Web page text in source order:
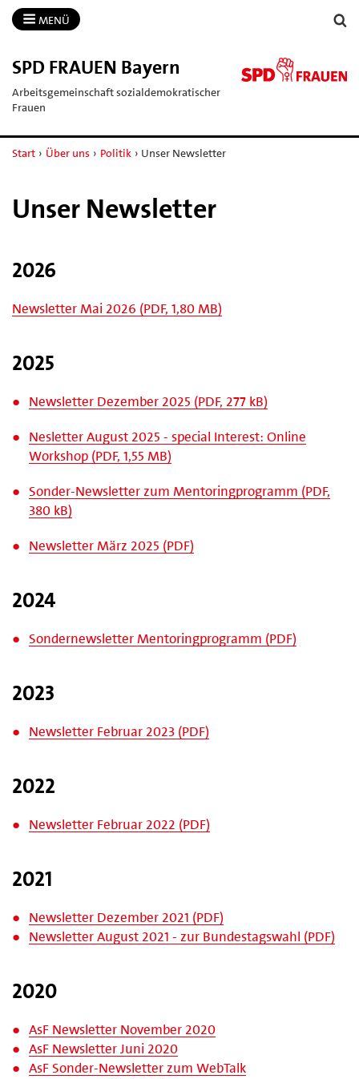
MENÜ
SPD FRAUEN Bayern
Arbeitsgemeinschaft sozialdemokratischer
Frauen
Start › Über uns › Politik › Unser Newsletter
Unser Newsletter
2026
Newsletter Mai 2026 (PDF, 1,80 MB)
2025
Newsletter Dezember 2025 (PDF, 277 kB)
Nesletter August 2025 - special Interest: Online
Workshop (PDF, 1,55 MB)
Sonder-Newsletter zum Mentoringprogramm (PDF,
380 kB)
Newsletter März 2025 (PDF)
2024
Sondernewsletter Mentoringprogramm (PDF)
2023
Newsletter Februar 2023 (PDF)
2022
Newsletter Februar 2022 (PDF)
2021
Newsletter Dezember 2021 (PDF)
Newsletter August 2021 - zur Bundestagswahl (PDF)
2020
AsF Newsletter November 2020
AsF Newsletter Juni 2020
AsF Sonder-Newsletter zum WebTalk